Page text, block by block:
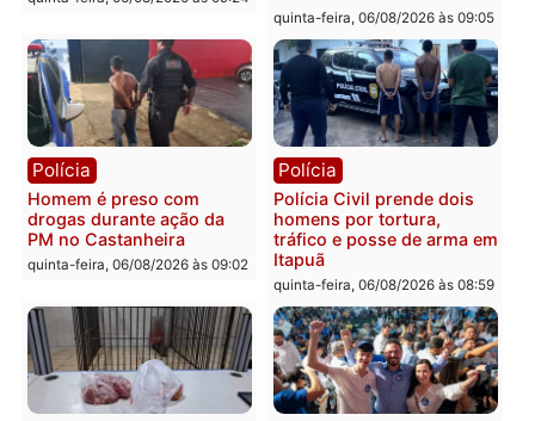
Pimenta Bueno
quinta-feira, 06/08/2026 às
Polícia
Policiais militares
recuperam moto furtada e
Leste
quinta-feira, 06/08/2026 às 09:28
Polícia
Jovem é encontrado
na Rua dos Cravos e
é investigado pela
em RO
quinta-feira, 06/08/2026 às